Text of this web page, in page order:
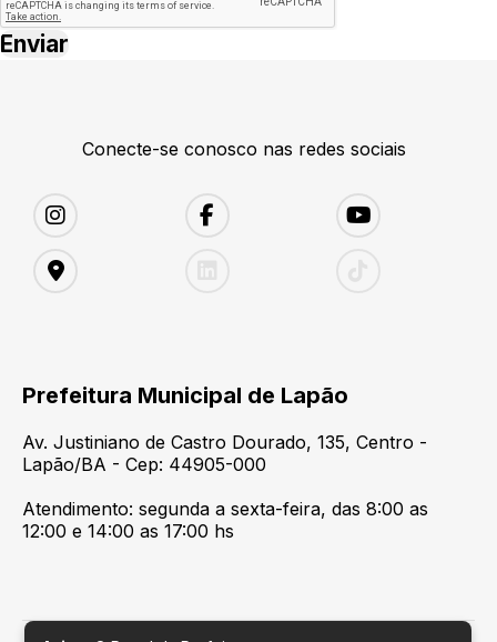
Conecte-se conosco nas redes sociais
Prefeitura Municipal de Lapão
Av. Justiniano de Castro Dourado, 135, Centro -
Lapão/BA - Cep: 44905-000
Atendimento: segunda a sexta-feira, das 8:00 as
12:00 e 14:00 as 17:00 hs